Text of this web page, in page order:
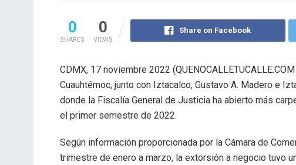
0
SHARES
0
VIEWS
Share on Facebook
CDMX, 17 noviembre 2022
Cuauhtémoc, junto con Iztacalco, Gustavo A. Madero e
donde la Fiscalía General de Justicia ha abierto más
el primer semestre de 2022.
Según información proporcionada por la Cámara de
trimestre de enero a marzo, la extorsión a negocio tuvo